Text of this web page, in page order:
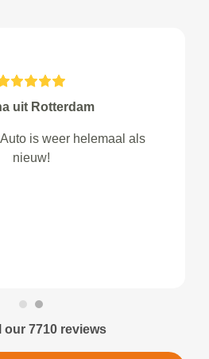
uit Rotterdam
is weer helemaal als
nieuw!
our 7710 reviews